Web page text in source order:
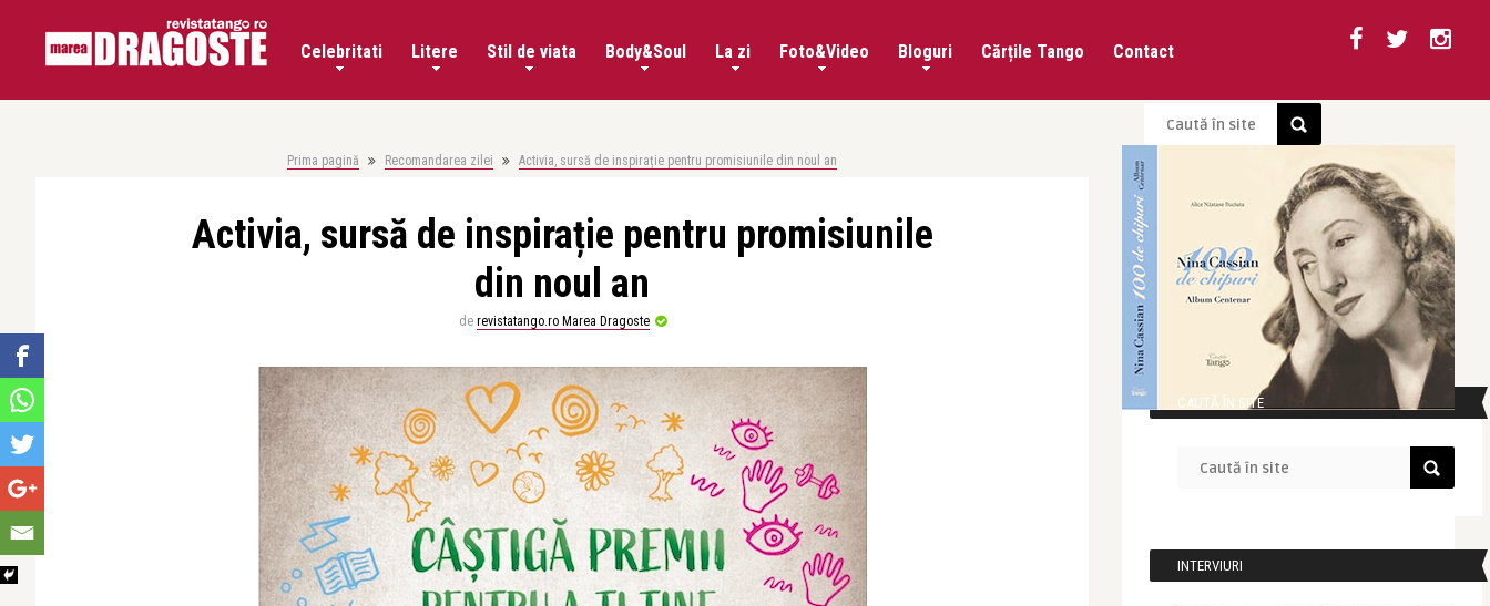
Celebritati Litere Stil de viata Body&Soul La zi Foto&Video Bloguri Cărțile Tango Contact
Prima pagină Recomandarea zilei Activia, sursă de inspirație pentru promisiunile din noul an
Activia, sursă de inspirație pentru promisiunile
din noul an
de revistatango.ro Marea Dragoste
CAUTĂ ÎN SITE
INTERVIURI